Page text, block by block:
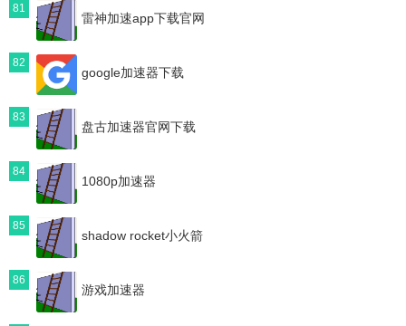
81
雷神加速app下载官网
82
google加速器下载
83
盘古加速器官网下载
84
1080p加速器
85
shadow rocket小火箭
86
游戏加速器